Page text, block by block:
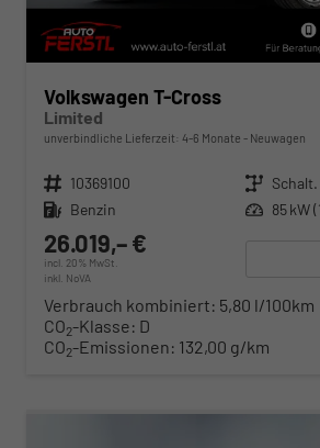
Volkswagen T-Cross
Limited
unverbindliche Lieferzeit: 4-6 Monate Neuwagen
Fahrzeugnr. 10369100 Getriebe
Kraftstoff Benzin Leistung 85 kW
26.019,– €
incl. 20% MwSt.
inkl. NoVA
Verbrauch kombiniert: 5,80 l/100km
CO2-Klasse: D
CO2-Emissionen: 132,00 g/km